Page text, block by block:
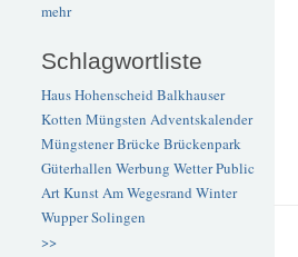
mehr
Schlagwortliste
Haus Hohenscheid Balkhauser
Kotten Müngsten Adventskalender
Müngstener BrückeBrückenpark
Güterhallen Werbung WetterPublic
ArtKunstAm Wegesrand Winter
WupperSolingen
>>